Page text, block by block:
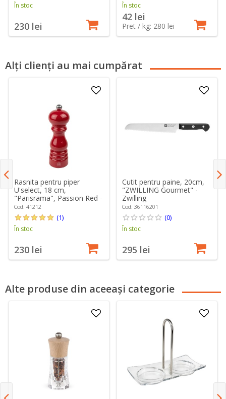
În stoc
230 lei
În stoc
42 lei
Pret / kg: 280 lei
Alți clienți au mai cumpărat
Rasnita pentru piper
U'select, 18 cm,
"Parisrama", Passion Red -
Peugeot
Cod: 41212
(1)
În stoc
230 lei
Cutit pentru paine, 20cm,
"ZWILLING Gourmet" -
Zwilling
Cod: 36116201
(0)
În stoc
295 lei
Alte produse din aceeași categorie